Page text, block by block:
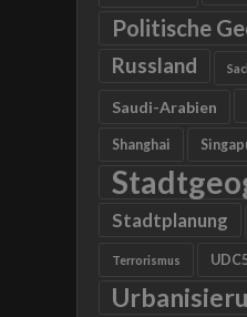
Politische
Russland
Saudi-Arabien
Shanghai
Stadtplanung
Terrorismus